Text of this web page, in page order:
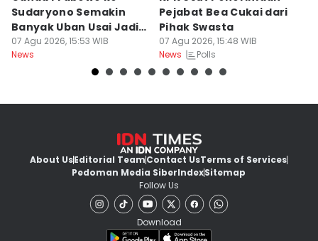
Sudaryono Semakin
Banyak Uban Usai Jadi
Kepala BGN
07 Agu 2026, 15:53 WIB
News
Pejabat Bea Cukai dari
Pihak Swasta
07 Agu 2026, 15:48 WIB
News
Polls
About UsEditorial TeamContact UsTerms of Services
Pedoman Media SiberIndexSitemap
Follow Us
Download